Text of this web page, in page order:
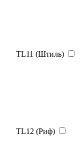
TL11 (Штиль)
TL12 (Риф)